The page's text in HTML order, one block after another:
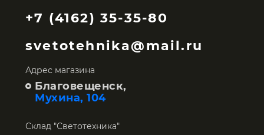
+7 (4162) 35-35-80
svetotehnika@mail.ru
Адрес магазина
Благовещенск,
Мухина, 104
Склад "Светотехника"